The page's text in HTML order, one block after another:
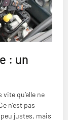
: un
qu’elle ne
n’est pas
justes, mais